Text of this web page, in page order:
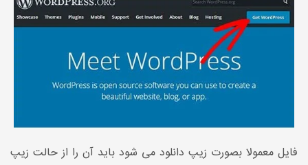
فایل معمولا بصورت زیپ دانلود می شود باید آن را از حالت زیپ